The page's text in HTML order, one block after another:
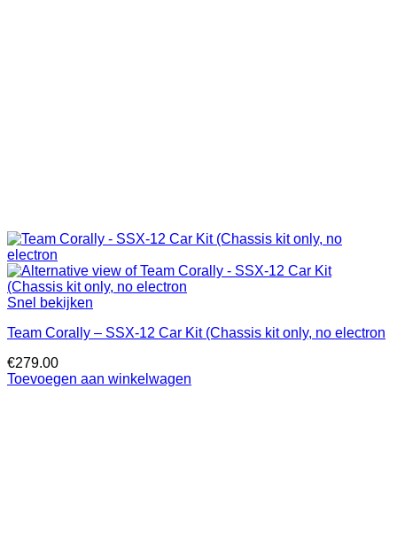
Snel bekijken
Team Corally – SSX-12 Car Kit (Chassis kit only, no electron
€279.00
Toevoegen aan winkelwagen